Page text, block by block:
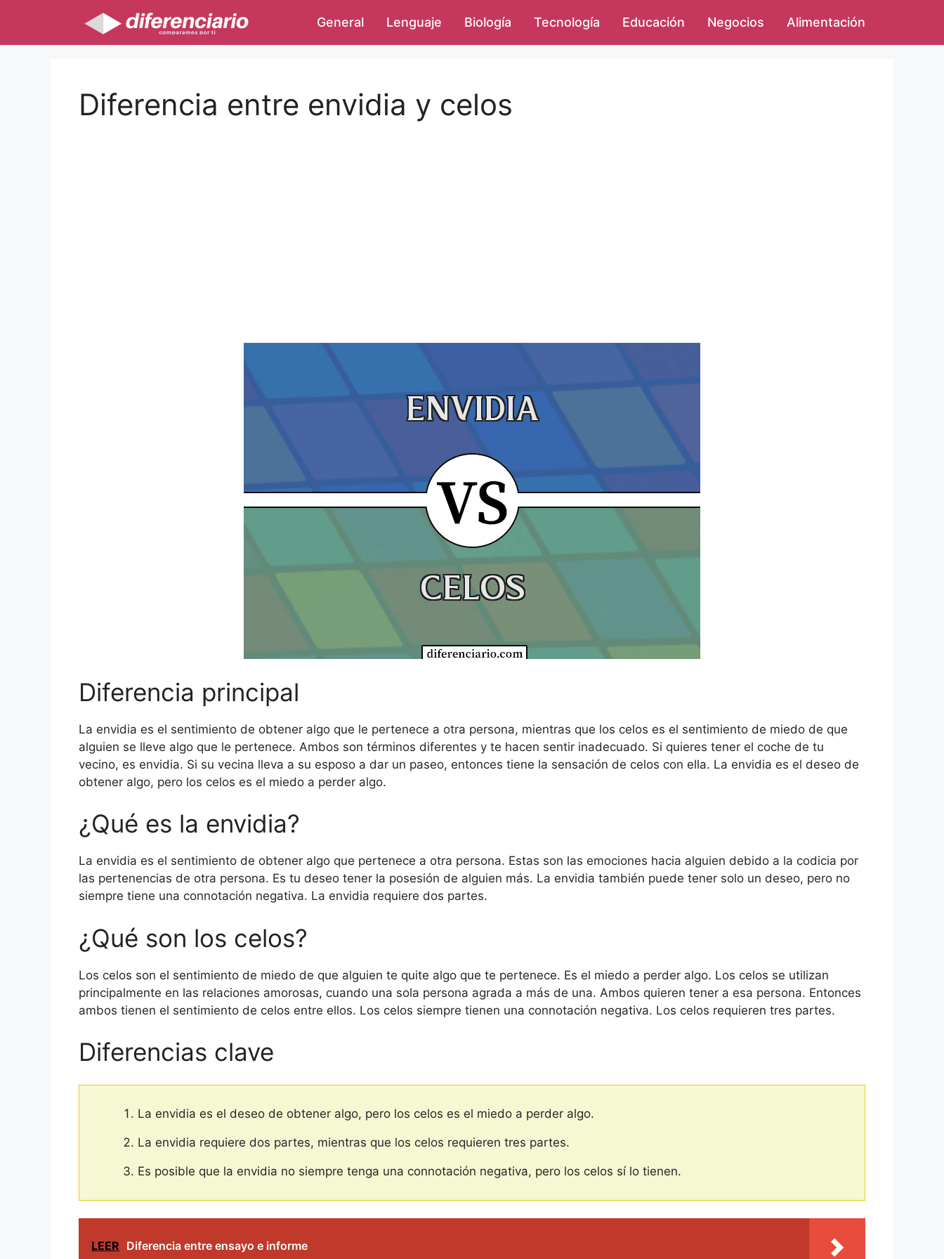
contenido
General Lenguaje Biología Tecnología Educación Negocios Alimentación
Diferencia entre envidia y celos
Diferencia principal
La envidia es el sentimiento de obtener algo que le pertenece a otra persona, mientras que los celos es el sentimiento de miedo de que
alguien se lleve algo que le pertenece. Ambos son términos diferentes y te hacen sentir inadecuado. Si quieres tener el coche de tu
vecino, es envidia. Si su vecina lleva a su esposo a dar un paseo, entonces tiene la sensación de celos con ella. La envidia es el deseo de
obtener algo, pero los celos es el miedo a perder algo.
¿Qué es la envidia?
La envidia es el sentimiento de obtener algo que pertenece a otra persona. Estas son las emociones hacia alguien debido a la codicia por
las pertenencias de otra persona. Es tu deseo tener la posesión de alguien más. La envidia también puede tener solo un deseo, pero no
siempre tiene una connotación negativa. La envidia requiere dos partes.
¿Qué son los celos?
Los celos son el sentimiento de miedo de que alguien te quite algo que te pertenece. Es el miedo a perder algo. Los celos se utilizan
principalmente en las relaciones amorosas, cuando una sola persona agrada a más de una. Ambos quieren tener a esa persona. Entonces
ambos tienen el sentimiento de celos entre ellos. Los celos siempre tienen una connotación negativa. Los celos requieren tres partes.
Diferencias clave
La envidia es el deseo de obtener algo, pero los celos es el miedo a perder algo.
La envidia requiere dos partes, mientras que los celos requieren tres partes.
Es posible que la envidia no siempre tenga una connotación negativa, pero los celos sí lo tienen.
LEER Diferencia entre ensayo e informe